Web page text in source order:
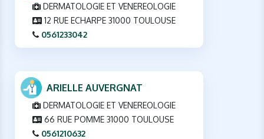
DERMATOLOGIE ET VENEREOLOGIE
12 RUE ECHARPE 31000 TOULOUSE
0561233042
ARIELLE AUVERGNAT
DERMATOLOGIE ET VENEREOLOGIE
66 RUE POMME 31000 TOULOUSE
0561210632